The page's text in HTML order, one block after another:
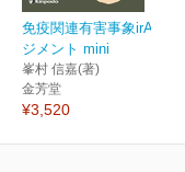
免疫関連有害事象irAEマネ
ジメント mini
峯村 信嘉(著)
金芳堂
¥3,520